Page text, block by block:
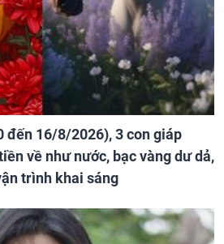
đến 16/8/2026), 3 con giáp
về như nước, bạc vàng dư dả,
trình khai sáng